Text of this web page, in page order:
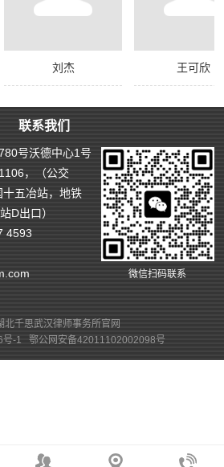
刘杰 王可欣
联系我们
号沃德中心1号
，（公交
五冶站，地铁
D出口）
4593
微信扫码联系
北千思武汉律师事务所官网
号-1
鄂公网安备42011102002098号